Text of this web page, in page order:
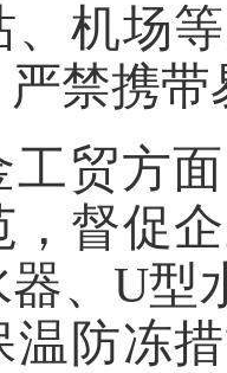
、机场
禁携
工贸方
，督促
、 U型
温防冻